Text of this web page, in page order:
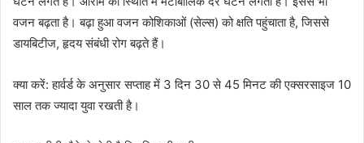
वजन बढ़ता है। बढ़ा हुआ वजन कोशिकाओं (सेल्स) को क्षति पहुंचाता है, जिससे
डायबिटीज, हृदय संबंधी रोग बढ़ते हैं।
क्या करें: हार्वर्ड के अनुसार सप्ताह में 3 दिन 30 से 45 मिनट की एक्सरसाइज 10
साल तक ज्यादा युवा रखती है।